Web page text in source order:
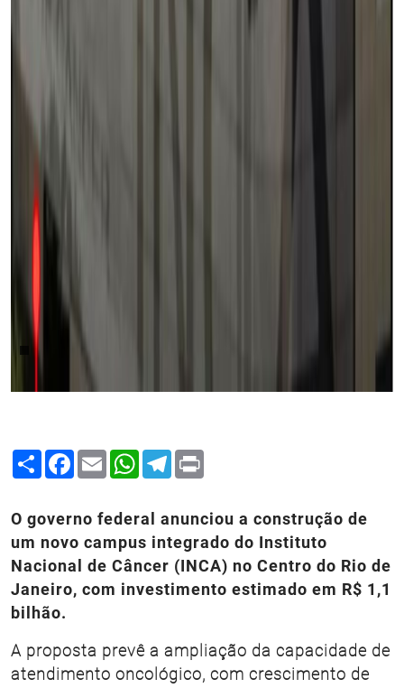
Share Facebook
Email WhatsApp
Telegram
O governo federal anunciou a construção de
um novo campus integrado do Instituto
Nacional de Câncer (INCA) no Centro do Rio de
Janeiro, com investimento estimado em R$ 1,1
bilhão.
A proposta prevê a ampliação da capacidade de
atendimento oncológico, com crescimento de